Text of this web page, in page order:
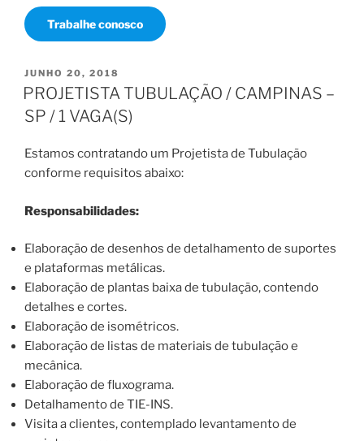
Trabalhe conosco
PUBLICADO
EM
JUNHO 20, 2018
PROJETISTA TUBULAÇÃO / CAMPINAS –
SP / 1 VAGA(S)
Estamos contratando um Projetista de Tubulação
conforme requisitos abaixo:
Responsabilidades:
Elaboração de desenhos de detalhamento de suportes
e plataformas metálicas.
Elaboração de plantas baixa de tubulação, contendo
detalhes e cortes.
Elaboração de isométricos.
Elaboração de listas de materiais de tubulação e
mecânica.
Elaboração de fluxograma.
Detalhamento de TIE-INS.
Visita a clientes, contemplado levantamento de